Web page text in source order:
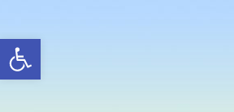
rozwiń/zwiń panel